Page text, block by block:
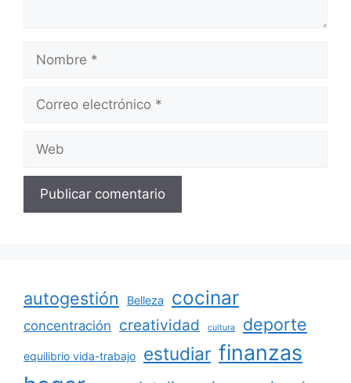
Nombre
Correo
Web
autogestión Belleza cocinar
concentración creatividad cultura deporte
equilibrio vida-trabajo estudiar finanzas